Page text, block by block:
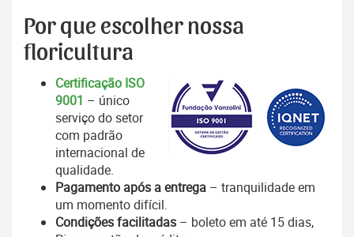
Por que escolher nossa
floricultura
Certificação ISO
9001 – único
serviço do setor
com padrão
internacional de
qualidade.
Pagamento após a entrega – tranquilidade em
um momento difícil.
Condições facilitadas – boleto em até 15 dias,